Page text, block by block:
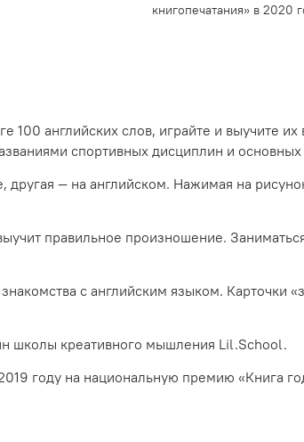
книгопечатания» в 2020
английских слов, играйте и выучите их
спортивных дисциплин и
— на английском. Нажимая на
правильное произношение.
с английским языком. Карточки
школы креативного мышления Lil.School.
году на национальную премию «Книга